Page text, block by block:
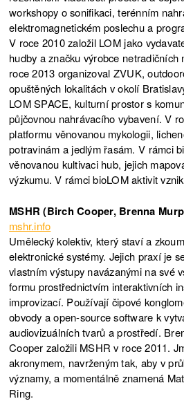
workshopy o sonifikaci, terénním
elektromagnetickém poslechu a
V roce 2010 založil LOM jako
hudby a značku výrobce
roce 2013 organizoval ZVUK,
opuštěných lokalitách v okolí
LOM SPACE, kulturní prostor s
půjčovnou nahrávacího vybavení. V
platformu věnovanou mykologii,
potravinám a jedlým řasám. V rámci
věnovanou kultivaci hub, jejich
výzkumu. V rámci bioLOM aktivit
MSHR (Birch Cooper, Brenna
mshr.info
Umělecký kolektiv, který staví a
elektronické systémy. Jejich praxí je
vlastním výstupy navázanými na své
formu prostřednictvím interaktivních
improvizací. Používají čipové
obvody a open-source software k
audiovizuálních tvarů a prostředí.
Cooper založili MSHR v roce 2011.
akronymem, navrženým tak, aby v
významy, a momentálně znamená
Ring.